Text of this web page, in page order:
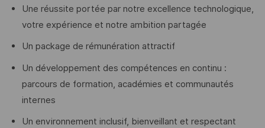
Une réussite portée par notre excellence technologique,
votre expérience et notre ambition partagée
Un package de rémunération attractif
Un développement des compétences en continu :
parcours de formation, académies et communautés
internes
Un environnement inclusif, bienveillant et respectant